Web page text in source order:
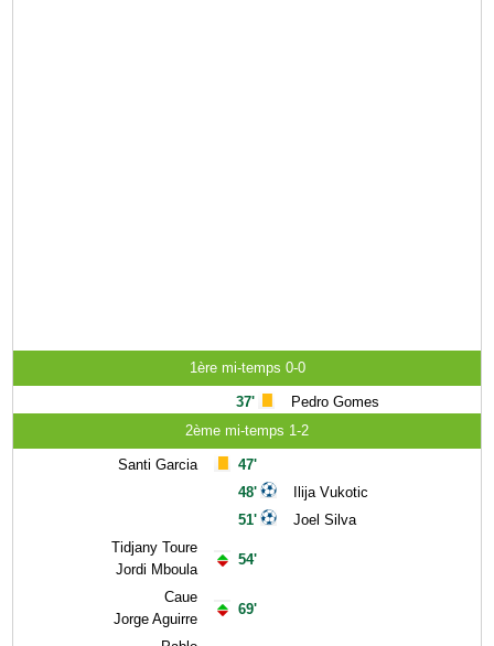
1ère mi-temps 0-0
37'
Pedro Gomes
2ème mi-temps 1-2
Santi Garcia
Tidjany Toure
Jordi Mboula
Caue
Jorge Aguirre
47'
48'
51'
54'
69'
Ilija Vukotic
Joel Silva